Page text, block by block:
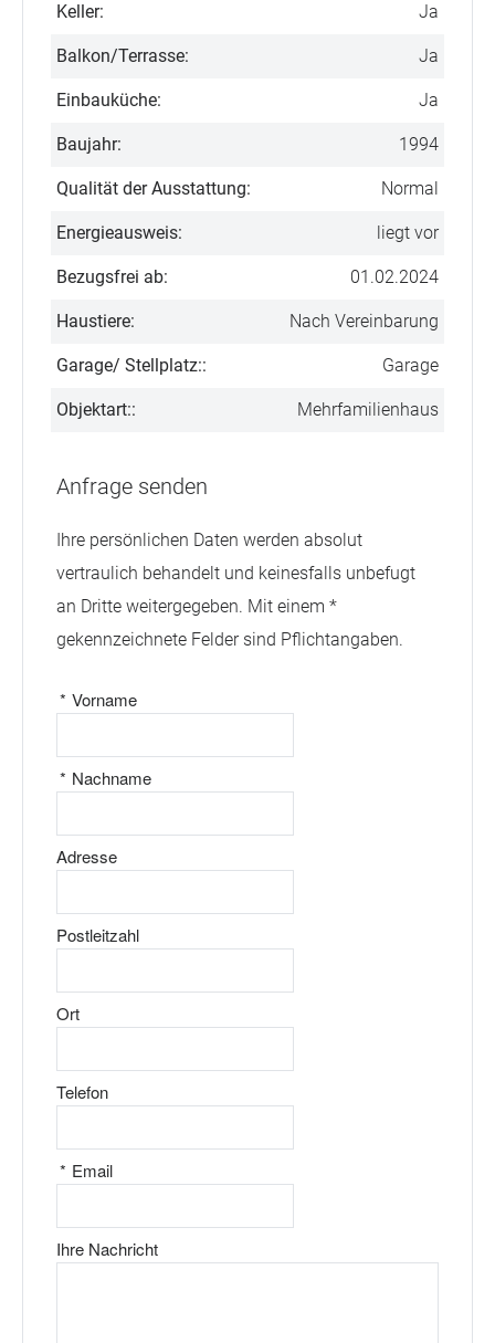
Keller: Ja
Balkon/Terrasse: Ja
Einbauküche: Ja
Baujahr: 1994
Qualität der Ausstattung: Normal
Energieausweis: liegt vor
Bezugsfrei ab: 01.02.2024
Haustiere: Nach Vereinbarung
Garage/ Stellplatz:: Garage
Objektart:: Mehrfamilienhaus
Anfrage senden
Ihre persönlichen Daten werden absolut
vertraulich behandelt und keinesfalls unbefugt
an Dritte weitergegeben. Mit einem *
gekennzeichnete Felder sind Pflichtangaben.
Vorname
*
Nachname
*
Adresse
Postleitzahl
Ort
Telefon
Email
*
Ihre Nachricht